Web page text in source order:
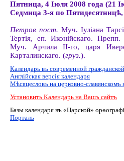
Пятница, 4 Іюля 2008 года (21
Седмица 3-я по
Петров пост. Муч. Іуліана
Тертія, еп. Иконійскаго.
Муч. Арчила II-го, царя
Карталинскаго. (груз.).
Календарь въ современной
Англiйская версiя календаря
Мѣсяцесловъ на церковно-славянскомъ
Установить Календарь на Вашъ сайтъ
Базы календаря въ «Царской»
Порталъ